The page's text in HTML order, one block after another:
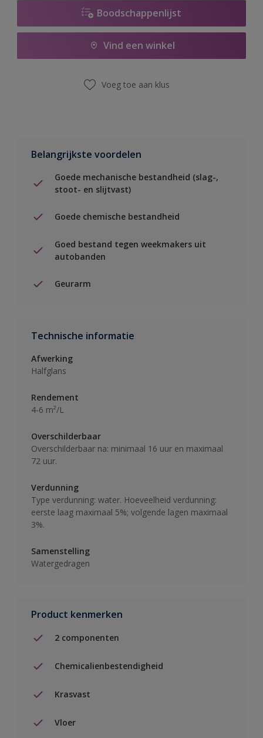
Boodschappenlijst
Vind een winkel
Voeg toe aan klus
Belangrijkste voordelen
Goede mechanische bestandheid (slag-,
stoot- en slijtvast)
Goede chemische bestandheid
Goed bestand tegen weekmakers uit
autobanden
Geurarm
Technische informatie
Afwerking
Halfglans
Rendement
4-6 m²/L
Overschilderbaar
Overschilderbaar na: minimaal 16 uur en maximaal
72 uur.
Verdunning
Type verdunning: water. Hoeveelheid verdunning:
eerste laag maximaal 5%; volgende lagen maximaal
3%.
Samenstelling
Watergedragen
Product kenmerken
2 componenten
Chemicalienbestendigheid
Krasvast
Vloer